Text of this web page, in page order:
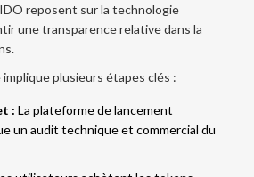
reposent sur la technologie
une transparence relative dans la
plusieurs étapes clés :
: La plateforme de lancement
un audit technique et commercial du